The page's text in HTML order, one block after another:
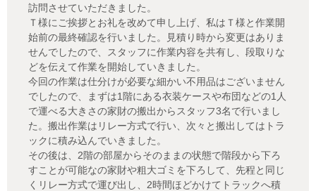
訪問させていただきました。
Ｔ様にご挨拶とお礼を改めて申し上げ、私はＴ様と作業開
始前の最終確認を行いました。見積り時から変更はありま
せんでしたので、スタッフに作業内容を共有し、段取りな
どを伝えて作業を開始していきました。
今回の作業は仕分けが必要な細かい不用品はございません
でしたので、まずは1階にある衣装ケースや布団などの1人
で運べる大きさの家財の搬出からスタッフ3名で行いまし
た。搬出作業はリレー方式で行い、次々と搬出してはトラ
ックに積み込んでいきました。
その後は、2階の部屋からそのままの状態で階段から下ろ
すことが可能なの家財や粗大ゴミを下ろして、先程と同じ
くリレー方式で運び出し、2時間ほどかけてトラックへ積